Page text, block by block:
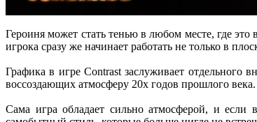
Героиня может стать тенью в любом месте, где
игрока сразу же начинает работать не только в
Графика в игре Contrast заслуживает отдельного
воссоздающих атмосферу 20х годов прошлого
Сама игра обладает сильно атмосферой, и если